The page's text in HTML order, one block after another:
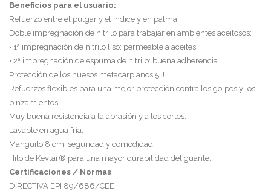
Beneficios para el usuario:
Refuerzo entre el pulgar y el índice y en palma.
Doble impregnación de nitrilo para trabajar en ambientes aceitosos:
• 1ª impregnación de nitrilo liso: permeable a aceites.
• 2ª impregnación de espuma de nitrilo: buena adherencia.
Protección de los huesos metacarpianos 5 J.
Refuerzos flexibles para una mejor protección contra los golpes y los
pinzamientos.
Muy buena resistencia a la abrasión y a los cortes.
Lavable en agua fría.
Manguito 8 cm: seguridad y comodidad.
Hilo de Kevlar® para una mayor durabilidad del guante.
Certificaciones / Normas
DIRECTIVA EPI 89/686/CEE